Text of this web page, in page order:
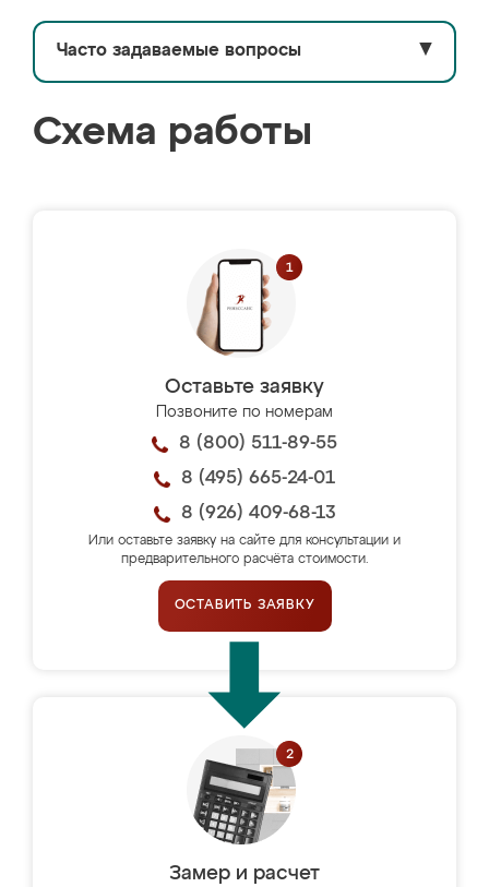
Часто задаваемые вопросы ▼
Схема работы
Оставьте заявку
Позвоните по номерам
8 (800) 511-89-55
8 (495) 665-24-01
8 (926) 409-68-13
Или оставьте заявку на сайте для консультации и
предварительного расчёта стоимости.
ОСТАВИТЬ ЗАЯВКУ
Замер и расчет